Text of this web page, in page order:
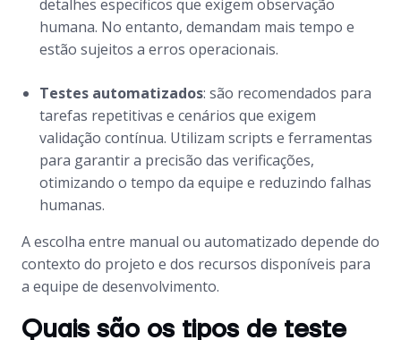
detalhes específicos que exigem observação
humana. No entanto, demandam mais tempo e
estão sujeitos a erros operacionais.
Testes automatizados: são recomendados para
tarefas repetitivas e cenários que exigem
validação contínua. Utilizam scripts e ferramentas
para garantir a precisão das verificações,
otimizando o tempo da equipe e reduzindo falhas
humanas.
A escolha entre manual ou automatizado depende do
contexto do projeto e dos recursos disponíveis para
a equipe de desenvolvimento.
Quais são os tipos de teste